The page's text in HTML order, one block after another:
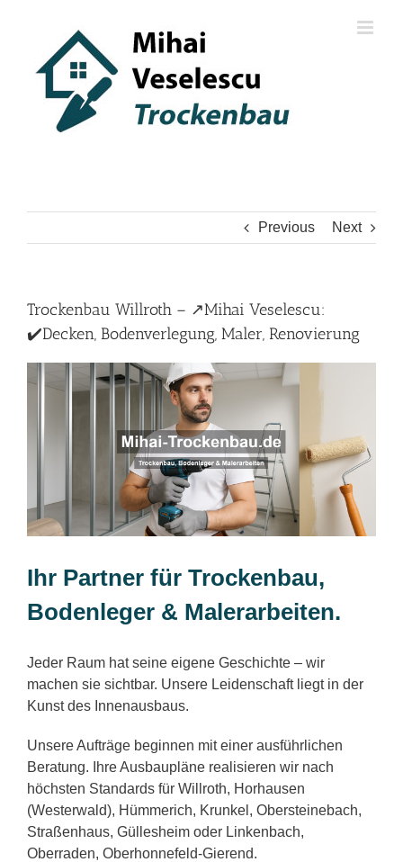
Previous Next
Trockenbau Willroth – ↗️Mihai Veselescu:
✔️Decken, Bodenverlegung, Maler, Renovierung
Ihr Partner für Trockenbau,
Bodenleger & Malerarbeiten.
Jeder Raum hat seine eigene Geschichte – wir
machen sie sichtbar. Unsere Leidenschaft liegt in der
Kunst des Innenausbaus.
Unsere Aufträge beginnen mit einer ausführlichen
Beratung. Ihre Ausbaupläne realisieren wir nach
höchsten Standards für Willroth, Horhausen
(Westerwald), Hümmerich, Krunkel, Obersteinebach,
Straßenhaus, Güllesheim oder Linkenbach,
Oberraden, Oberhonnefeld-Gierend.